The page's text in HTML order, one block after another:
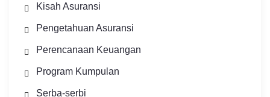
Kisah Asuransi
Pengetahuan Asuransi
Perencanaan Keuangan
Program Kumpulan
Serba-serbi